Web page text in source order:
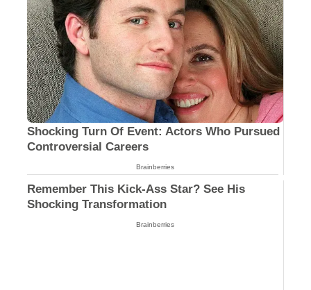
Shocking Turn Of Event: Actors Who Pursued
Controversial Careers
Brainberries
Remember This Kick-Ass Star? See His
Shocking Transformation
Brainberries